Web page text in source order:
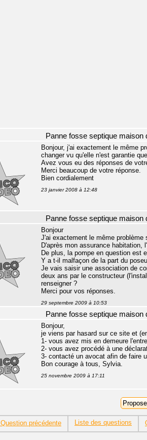
Panne fosse septique maison
Bonjour, j'ai exactement le même
changer vu qu'elle n'est garantie
Avez vous eu des réponses de
Merci beaucoup de votre réponse.
Bien cordialement
23 janvier 2008 à 12:48
Panne fosse septique maison
Bonjour
J'ai exactement le même problème
D'après mon assurance habitation,
De plus, la pompe en question est
Y a t-il malfaçon de la part du
Je vais saisir une association de
deux ans par le constructeur
renseigner ?
Merci pour vos réponses.
29 septembre 2009 à 10:53
Panne fosse septique maison
Bonjour,
je viens par hasard sur ce site et
1- vous avez mis en demeure
2- vous avez procédé à une
3- contacté un avocat afin de faire
Bon courage à tous, Sylvia.
25 novembre 2009 à 17:11
Question précédente Liste des questions